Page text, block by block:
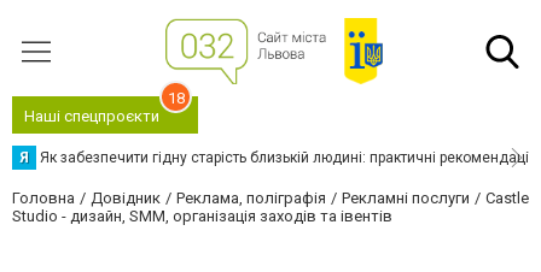
Наші спецпроєкти
18
Я Як забезпечити гідну старість близькій людині: практичні рекомендації
Головна Довідник Реклама, поліграфія Рекламні послуги
Castle
Studio - дизайн, SMM, організація заходів та івентів